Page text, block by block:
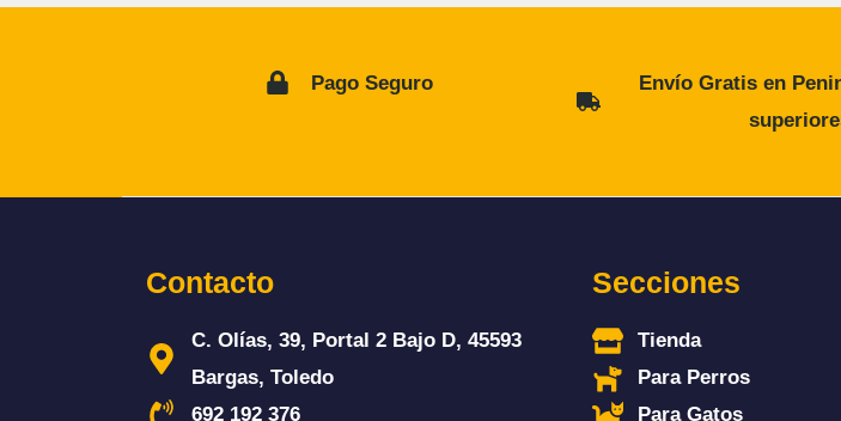
Pago Seguro
Envío Gratis en
Contacto
C. Olías, 39, Portal 2 Bajo D, 45593
Bargas, Toledo
692 192 376
Secciones
Tienda
Para Perros
Para Gatos